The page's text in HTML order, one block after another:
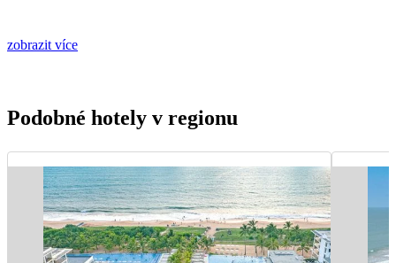
zobrazit více
Podobné hotely v regionu